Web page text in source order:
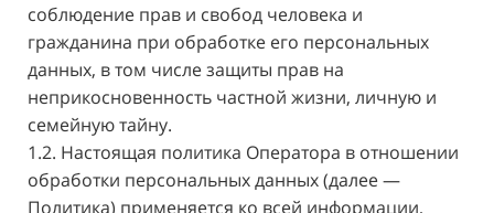
соблюдение прав и свобод человека и
гражданина при обработке его персональных
данных, в том числе защиты прав на
неприкосновенность частной жизни, личную и
семейную тайну.
1.2. Настоящая политика Оператора в отношении
обработки персональных данных (далее —
Политика) применяется ко всей информации,